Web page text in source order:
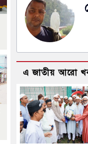
এ জাতীয় আরো